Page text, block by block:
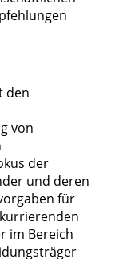
den
von
der
und deren
für
im Bereich